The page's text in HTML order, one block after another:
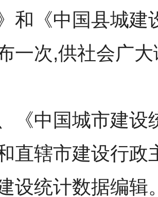
和《中国县城建
一次,供社会广
《中国城市建设
直辖市建设行
设统计数据编辑